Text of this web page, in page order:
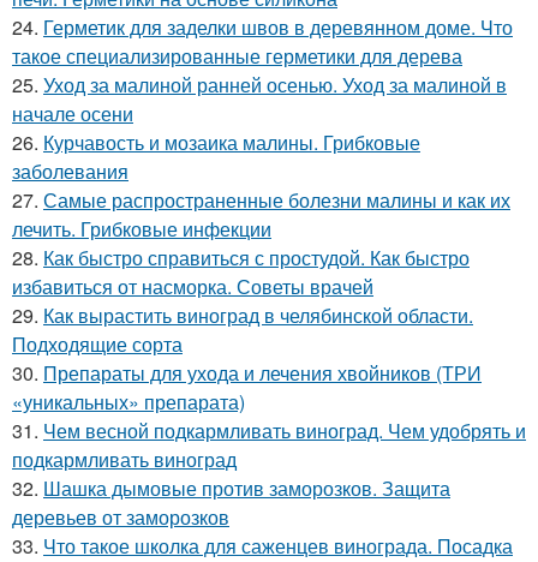
24. Герметик для заделки швов в деревянном доме. Что
такое специализированные герметики для дерева
25. Уход за малиной ранней осенью. Уход за малиной в
начале осени
26. Курчавость и мозаика малины. Грибковые
заболевания
27. Самые распространенные болезни малины и как их
лечить. Грибковые инфекции
28. Как быстро справиться с простудой. Как быстро
избавиться от насморка. Советы врачей
29. Как вырастить виноград в челябинской области.
Подходящие сорта
30. Препараты для ухода и лечения хвойников (ТРИ
«уникальных» препарата)
31. Чем весной подкармливать виноград. Чем удобрять и
подкармливать виноград
32. Шашка дымовые против заморозков. Защита
деревьев от заморозков
33. Что такое школка для саженцев винограда. Посадка